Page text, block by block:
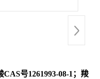
号1261993-08-1；羧